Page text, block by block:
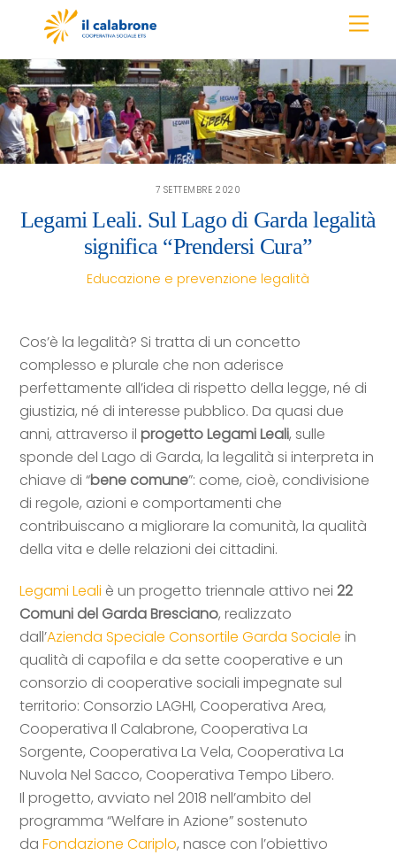
content
7 SETTEMBRE 2020
Legami Leali. Sul Lago di Garda legalità
significa “Prendersi Cura”
Educazione e prevenzione legalità
Cos’è la legalità? Si tratta di un concetto
complesso e plurale che non aderisce
perfettamente all’idea di rispetto della legge, né di
giustizia, né di interesse pubblico. Da quasi due
anni, attraverso ilprogetto Legami Leali, sulle
sponde del Lago di Garda, la legalità si interpreta in
chiave di “bene comune”: come, cioè, condivisione
di regole, azioni e comportamenti che
contribuiscano a migliorare la comunità, la qualità
della vita e delle relazioni dei cittadini.
Legami Leali è un progetto triennale attivo nei22
Comuni del Garda Bresciano, realizzato
dall’Azienda Speciale Consortile Garda Sociale in
qualità di capofila e da sette cooperative e un
consorzio di cooperative sociali impegnate sul
territorio: Consorzio LAGHI, Cooperativa Area,
Cooperativa Il Calabrone, Cooperativa La
Sorgente, Cooperativa La Vela, Cooperativa La
Nuvola Nel Sacco, Cooperativa Tempo Libero.
Il progetto, avviato nel 2018 nell’ambito del
programma “Welfare in Azione” sostenuto
daFondazione Cariplo, nasce con l’obiettivo